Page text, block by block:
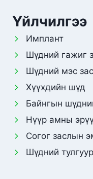
Үйлчилгээ
Имплант
Шүдний гажиг
Шүдний мэс
Хүүхдийн шүд
Байнгын
Нүүр амны
Согог заслын
Шүдний